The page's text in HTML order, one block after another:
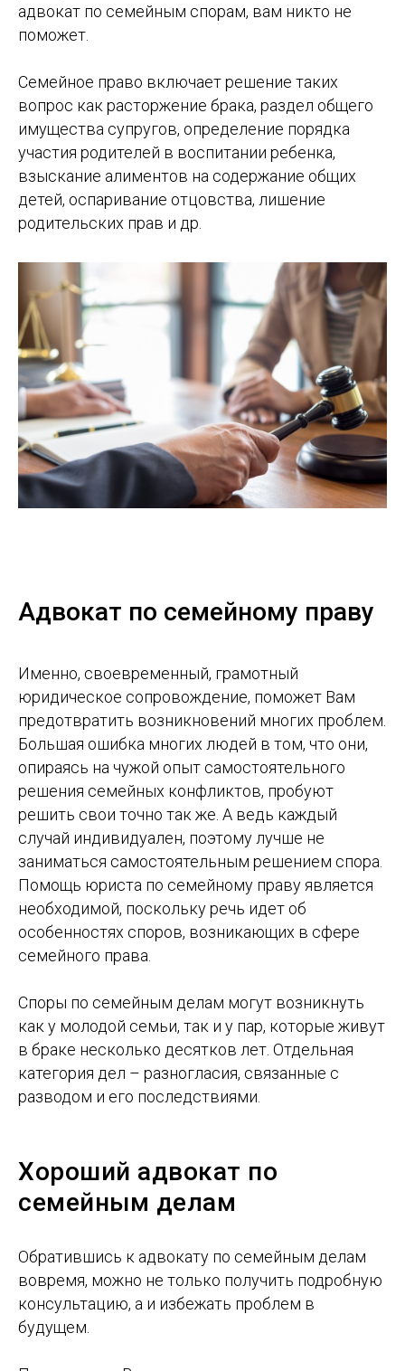
адвокат по семейным спорам, вам никто не
поможет.
Семейное право включает решение таких
вопрос как расторжение брака, раздел общего
имущества супругов, определение порядка
участия родителей в воспитании ребенка,
взыскание алиментов на содержание общих
детей, оспаривание отцовства, лишение
родительских прав и др.
Адвокат по семейному праву
Именно, своевременный, грамотный
юридическое сопровождение, поможет Вам
предотвратить возникновений многих проблем.
Большая ошибка многих людей в том, что они,
опираясь на чужой опыт самостоятельного
решения семейных конфликтов, пробуют
решить свои точно так же. А ведь каждый
случай индивидуален, поэтому лучше не
заниматься самостоятельным решением спора.
Помощь юриста по семейному праву является
необходимой, поскольку речь идет об
особенностях споров, возникающих в сфере
семейного права.
Споры по семейным делам могут возникнуть
как у молодой семьи, так и у пар, которые живут
в браке несколько десятков лет. Отдельная
категория дел – разногласия, связанные с
разводом и его последствиями.
Хороший адвокат по
семейным делам
Обратившись к адвокату по семейным делам
вовремя, можно не только получить подробную
консультацию, а и избежать проблем в
будущем.